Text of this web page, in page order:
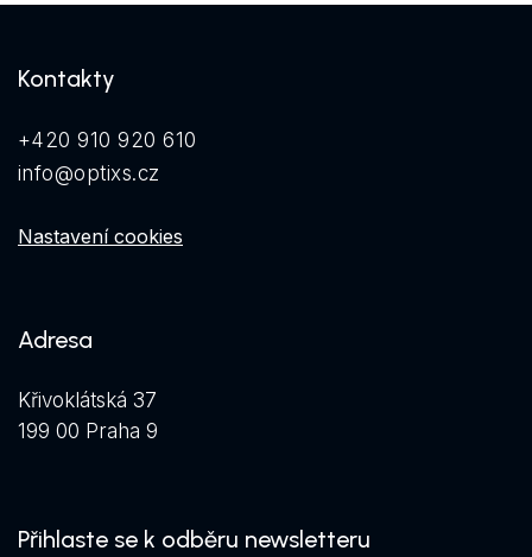
Kontakty
+420 910 920 610
info@optixs.cz
Nastavení cookies
Adresa
Křivoklátská 37
199 00 Praha 9
Přihlaste se k odběru newsletteru